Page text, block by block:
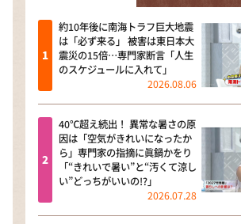
朝だ！生です旅サラダ
教えて！ニュースライブ 正義のミカタ
ＬＩＦＥ～夢のカタチ～
新婚さんいらっしゃい！
ポツンと一軒家
ザキ山小屋本館
ぺこぱのまるスポ
約10年後に南海トラフ巨大地震
は「必ず来る」 被害は東日本大
震災の15倍…専門家断言「人生
のスケジュールに入れて」
2026.08.06
40℃超え続出！ 異常な暑さの原
因は「空気がきれいになったか
ら」専門家の指摘に眞鍋かをり
「“きれいで暑い”と“汚くて涼し
い”どっちがいいの!?」
2026.07.28